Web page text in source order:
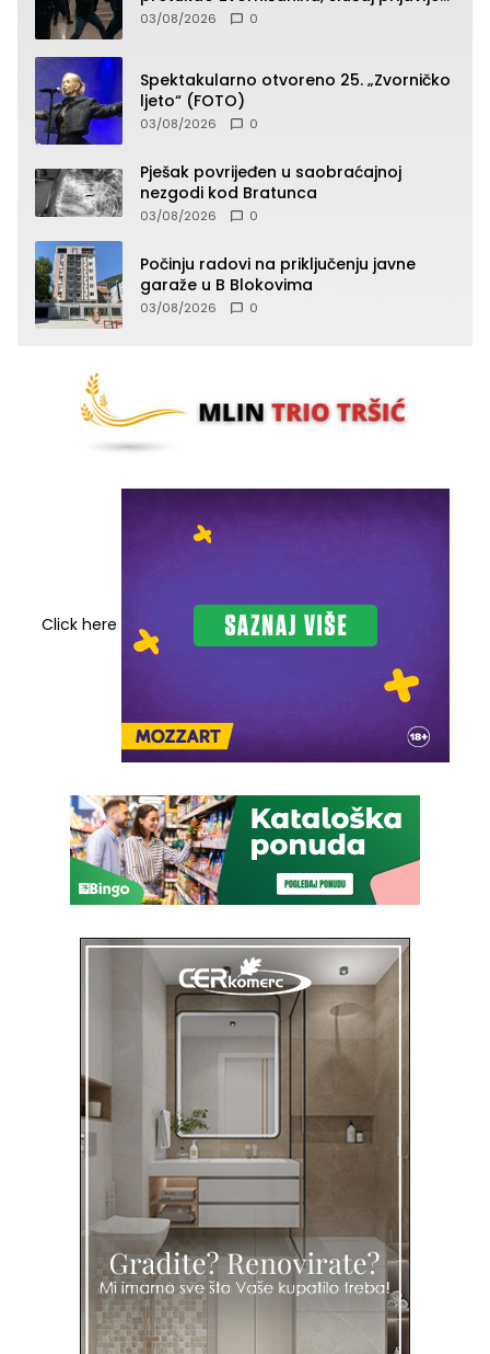
tužilaštvu
03/08/2026 0
Spektakularno otvoreno 25. „Zvorničko
ljeto“ (FOTO)
03/08/2026 0
Pješak povrijeđen u saobraćajnoj
nezgodi kod Bratunca
03/08/2026 0
Počinju radovi na priključenju javne
garaže u B Blokovima
03/08/2026 0
Click here